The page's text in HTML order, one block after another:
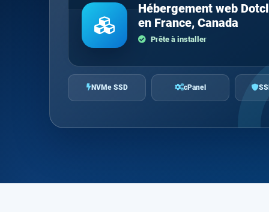
Hébergement web
en France, Canada
Prête à installer
NVMe SSD cPanel